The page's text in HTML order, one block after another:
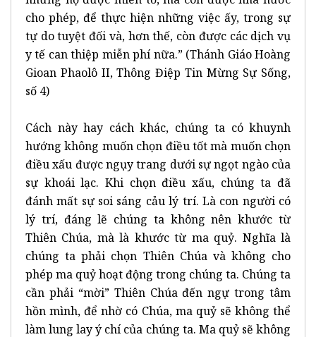
cho phép, để thực hiện những việc ấy, trong sự
tự do tuyệt đối và, hơn thế, còn được các dịch vụ
y tế can thiệp miễn phí nữa.” (Thánh Giáo Hoàng
Gioan Phaolô II, Thông Điệp Tin Mừng Sự Sống,
số 4)
Cách này hay cách khác, chúng ta có khuynh
hướng không muốn chọn điều tốt mà muốn chọn
điều xấu được ngụy trang dưới sự ngọt ngào của
sự khoái lạc. Khi chọn điều xấu, chúng ta đã
đánh mất sự soi sáng cảu lý trí. Là con người có
lý trí, đáng lẽ chúng ta không nên khước từ
Thiên Chúa, mà là khước từ ma quỷ. Nghĩa là
chúng ta phải chọn Thiên Chúa và không cho
phép ma quỷ hoạt động trong chúng ta. Chúng ta
cần phải “mời” Thiên Chúa đến ngự trong tâm
hồn mình, để nhờ có Chúa, ma quỷ sẽ không thể
làm lung lay ý chí của chúng ta. Ma quỷ sẽ không